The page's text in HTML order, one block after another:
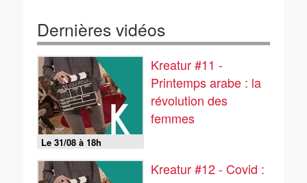
Dernières vidéos
Le 31/08 à 18h
Kreatur #11 -
Printemps arabe : la
révolution des
femmes
Kreatur #12 - Covid :